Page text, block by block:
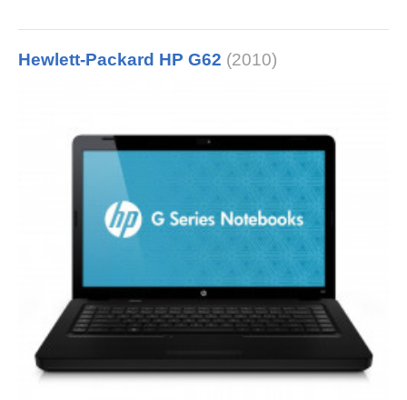
Hewlett-Packard HP G62 (2010)